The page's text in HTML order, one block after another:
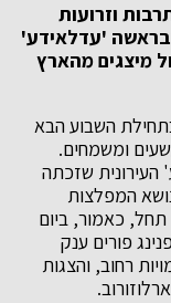
וזרועות
'עדלאידע'
מיצגים מהארץ
השבוע הבא
ומשמחים.
שזכתה
המפלצות
כאמור, ביום
הפנינג פורים ענק
רחוב, והצגות